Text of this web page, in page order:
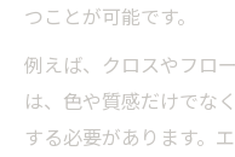
つことが可能です。
例えば、クロスやフロ
は、色や質感だけでな
する必要があります。